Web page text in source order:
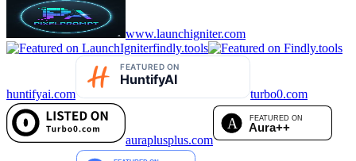
www.launchigniter.com
findly.tools
huntifyai.com turbo0.com
auraplusplus.com